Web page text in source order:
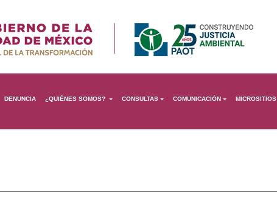
DENUNCIA ¿QUIÉNES SOMOS? CONSULTAS COMUNICACIÓN MICROSITIOS